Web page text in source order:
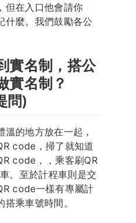
但在入口他會請你
什麼。我們鼓勵各公
實名制，搭公
實名制？
問)
的地方放在一起，
code，掃了就知道
code，，乘客刷QR
。至於計程車則是交
code一樣有專屬計
乘車號時間。